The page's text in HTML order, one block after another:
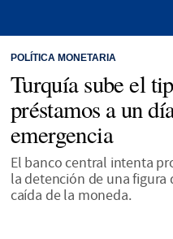
POLÍTICA MONETARIA
Turquía sube el
préstamos a un
emergencia
El banco central intenta
la detención de una
caída de la moneda.